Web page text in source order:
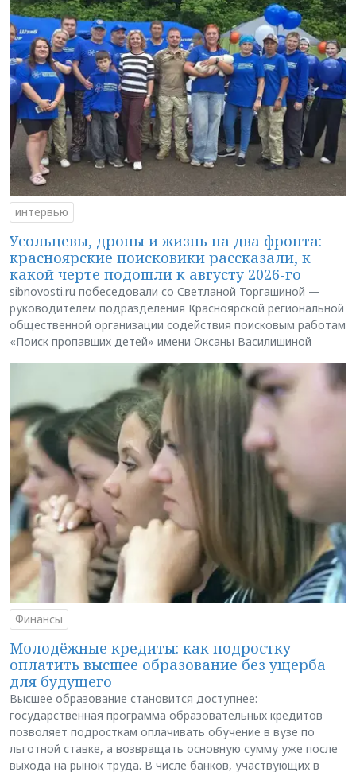
интервью
Усольцевы, дроны и жизнь на два фронта:
красноярские поисковики рассказали, к
какой черте подошли к августу 2026-го
sibnovosti.ru побеседовали со Светланой Торгашиной —
руководителем подразделения Красноярской региональной
общественной организации содействия поисковым работам
«Поиск пропавших детей» имени Оксаны Василишиной
Финансы
Молодёжные кредиты: как подростку
оплатить высшее образование без ущерба
для будущего
Высшее образование становится доступнее:
государственная программа образовательных кредитов
позволяет подросткам оплачивать обучение в вузе по
льготной ставке, а возвращать основную сумму уже после
выхода на рынок труда. В числе банков, участвующих в